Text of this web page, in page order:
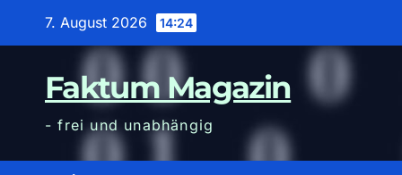
7. August 2026 14:24
Faktum Magazin
- frei und unabhängig